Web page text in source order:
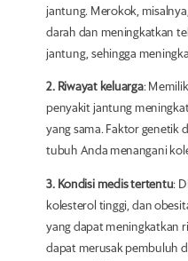
jantung. Merokok,
darah dan meningkatkan
jantung, sehingga
2. Riwayat keluarga:
penyakit jantung
yang sama. Faktor genetik
tubuh Anda menangani
3. Kondisi medis tertentu:
kolesterol tinggi, dan
yang dapat meningkatkan
dapat merusak pembuluh